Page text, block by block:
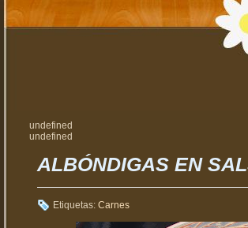
undefined
undefined
ALBÓNDIGAS EN
Etiquetas: Carnes